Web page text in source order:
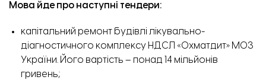
Мова йде про наступні тендери:
капітальний ремонт будівлі лікувально-
діагностичного комплексу НДСЛ «Охматдит» МОЗ
України. Його вартість – понад 14 мільйонів
гривень;